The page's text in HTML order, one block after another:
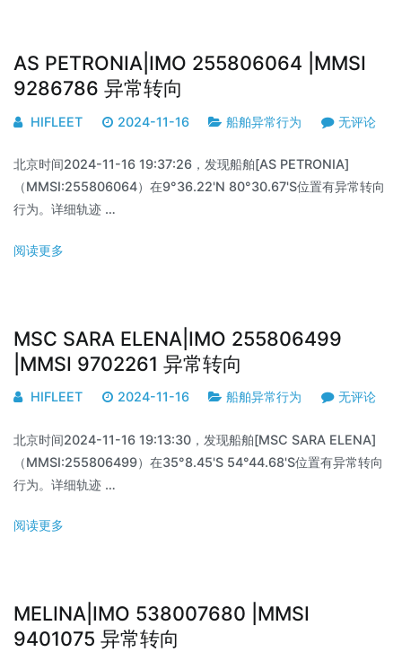
AS PETRONIA|IMO 255806064 |MMSI
9286786 异常转向
HIFLEET 2024-11-16 船舶异常行为 无评论
北京时间2024-11-16 19:37:26，发现船舶[AS PETRONIA]
（MMSI:255806064）在9°36.22'N 80°30.67'S位置有异常转向
行为。详细轨迹 …
阅读更多
MSC SARA ELENA|IMO 255806499
|MMSI 9702261 异常转向
HIFLEET 2024-11-16 船舶异常行为 无评论
北京时间2024-11-16 19:13:30，发现船舶[MSC SARA ELENA]
（MMSI:255806499）在35°8.45'S 54°44.68'S位置有异常转向
行为。详细轨迹 …
阅读更多
MELINA|IMO 538007680 |MMSI
9401075 异常转向